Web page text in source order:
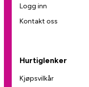
Logg inn
Kontakt oss
Hurtiglenker
Kjøpsvilkår